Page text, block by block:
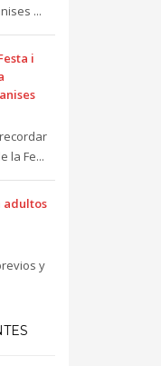
...
i
la Fe...
adultos
y